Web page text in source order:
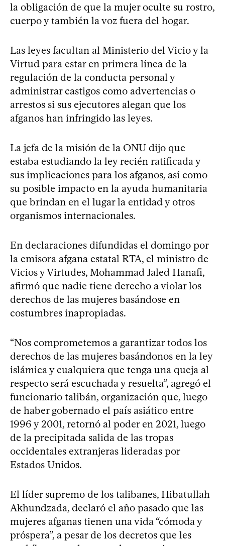
la obligación de que la mujer oculte su rostro,
cuerpo y también la voz fuera del hogar.
Las leyes facultan al Ministerio del Vicio y la
Virtud para estar en primera línea de la
regulación de la conducta personal y
administrar castigos como advertencias o
arrestos si sus ejecutores alegan que los
afganos han infringido las leyes.
La jefa de la misión de la ONU dijo que
estaba estudiando la ley recién ratificada y
sus implicaciones para los afganos, así como
su posible impacto en la ayuda humanitaria
que brindan en el lugar la entidad y otros
organismos internacionales.
En declaraciones difundidas el domingo por
la emisora afgana estatal RTA, el ministro de
Vicios y Virtudes, Mohammad Jaled Hanafi,
afirmó que nadie tiene derecho a violar los
derechos de las mujeres basándose en
costumbres inapropiadas.
“Nos comprometemos a garantizar todos los
derechos de las mujeres basándonos en la ley
islámica y cualquiera que tenga una queja al
respecto será escuchada y resuelta”, agregó el
funcionario talibán, organización que, luego
de haber gobernado el país asiático entre
1996 y 2001, retornó al poder en 2021, luego
de la precipitada salida de las tropas
occidentales extranjeras lideradas por
Estados Unidos.
El líder supremo de los talibanes, Hibatullah
Akhundzada, declaró el año pasado que las
mujeres afganas tienen una vida “cómoda y
próspera”, a pesar de los decretos que les